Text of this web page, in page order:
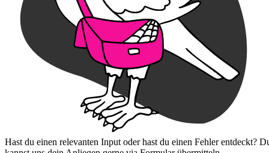
Hast du einen relevanten Input oder hast du einen Fehler entdeckt?